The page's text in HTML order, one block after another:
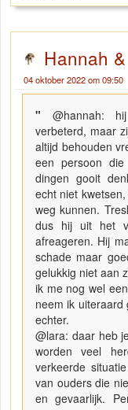
Hannah
04 oktober 2022 om 09:50
" @hannah:
verbeterd, maar
altijd behouden
een persoon
dingen gooit
echt niet
weg kunnen.
dus hij uit het
afreageren. Hij
schade maar
gelukkig niet aan
ik me nog wel
neem ik
echter.
@lara: daar heb
worden veel
verkeerde
van ouders die
en gevaarlijk.